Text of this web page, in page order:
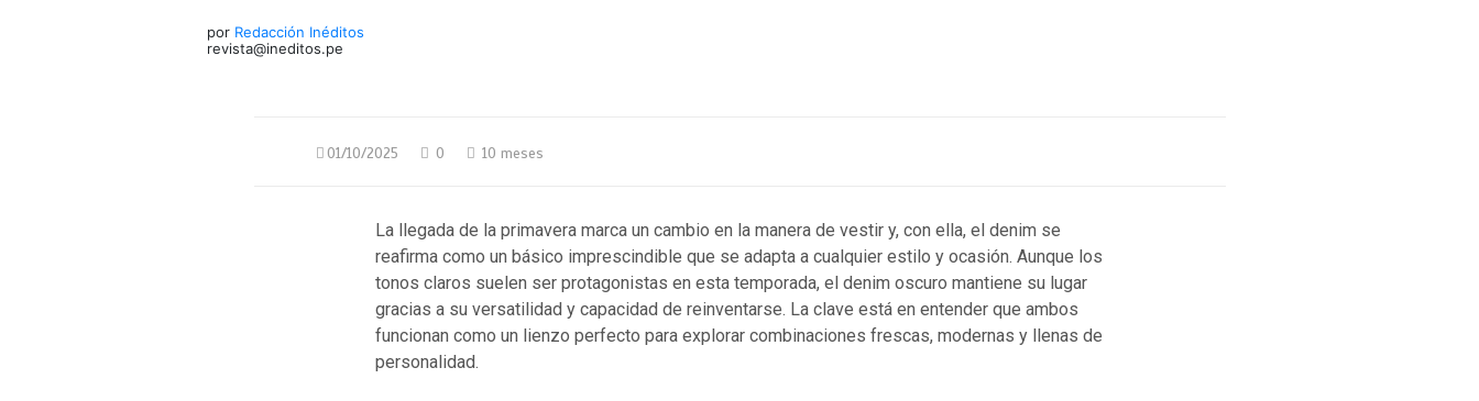
por Redacción Inéditos
revista@ineditos.pe
01/10/2025 0 10 meses
La llegada de la primavera marca un cambio en la manera de vestir y, con ella, el denim se
reafirma como un básico imprescindible que se adapta a cualquier estilo y ocasión. Aunque los
tonos claros suelen ser protagonistas en esta temporada, el denim oscuro mantiene su lugar
gracias a su versatilidad y capacidad de reinventarse. La clave está en entender que ambos
funcionan como un lienzo perfecto para explorar combinaciones frescas, modernas y llenas de
personalidad.